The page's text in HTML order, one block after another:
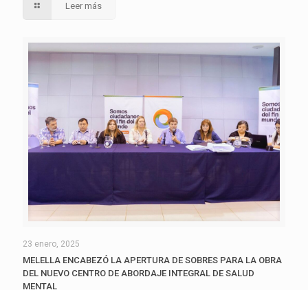
Leer más
23 enero, 2025
MELELLA ENCABEZÓ LA APERTURA DE SOBRES PARA LA OBRA
DEL NUEVO CENTRO DE ABORDAJE INTEGRAL DE SALUD
MENTAL